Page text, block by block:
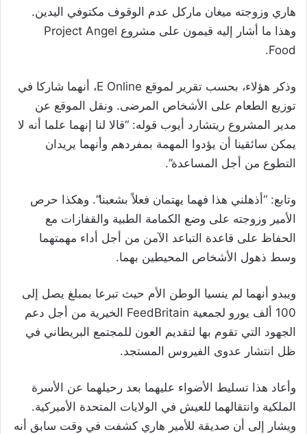
هاري وزوجته ميغان ماركل عدم الوقوف مكتوفي اليدين.
وهذا ما أشار إليه قيمون على مشروع Project Angel
Food.
وذكر هؤلاء، بحسب تقرير لموقع E Online، أنهما شاركا في
توزيع الطعام على الأشخاص المرضى. ونقل الموقع عن
مدير المشروع ريتشارد أيوب قوله: “قالا لنا إنهما علما أنه لا
يمكن سائقينا أن يؤدوا المهمة بمفردهم وأنهما يريدان
التطوع من أجل المساعدة”.
وتابع: “أذهلني هذا فهما يهتمان فعلاً بشعبنا”. وهكذا حرص
الأمير وزوجته على وضع الكمامة الطبية والقفازات مع
الحفاظ على قاعدة التباعد الآمن من أجل أداء مهمتهما
وسط ذهول الأشخاص المحيطين بهما.
ويبدو أنهما لم ينسيا الوطن الأم حيث تبرعا بمبلغ يصل إلى
100 ألف يورو لجمعية FeedBritain الخيرية من أجل دعم
الجهود التي تقوم بها لتقديم العون للمجتمع البريطاني في
ظل انتشار عدوى الفيروس المستجد.
وأعاد هذا تسليط الأضواء عليهما بعد رحيلهما عن الأسرة
الملكية وانتقالهما للعيش في الولايات المتحدة الأميركية.
ويشار إلى أن صديقة للأمير هاري كشفت في وقت سابق أنه